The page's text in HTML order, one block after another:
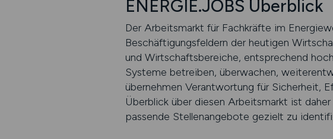
ENERGIE.JOBS Überblick
Der Arbeitsmarkt für Fachkräfte im
Beschäftigungsfeldern der heutigen
und Wirtschaftsbereiche, entsprechend
Systeme betreiben, überwachen,
übernehmen Verantwortung für Sicherheit,
Überblick über diesen Arbeitsmarkt ist
passende Stellenangebote gezielt zu